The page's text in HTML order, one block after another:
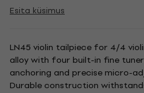
Esita küsimus
LN45 violin tailpiece for 4/4
alloy with four built-in fine
anchoring and precise micro-
Durable construction